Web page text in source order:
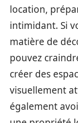
location,
intimidant. Si
matière de
pouvez
créer des
visuellement
également